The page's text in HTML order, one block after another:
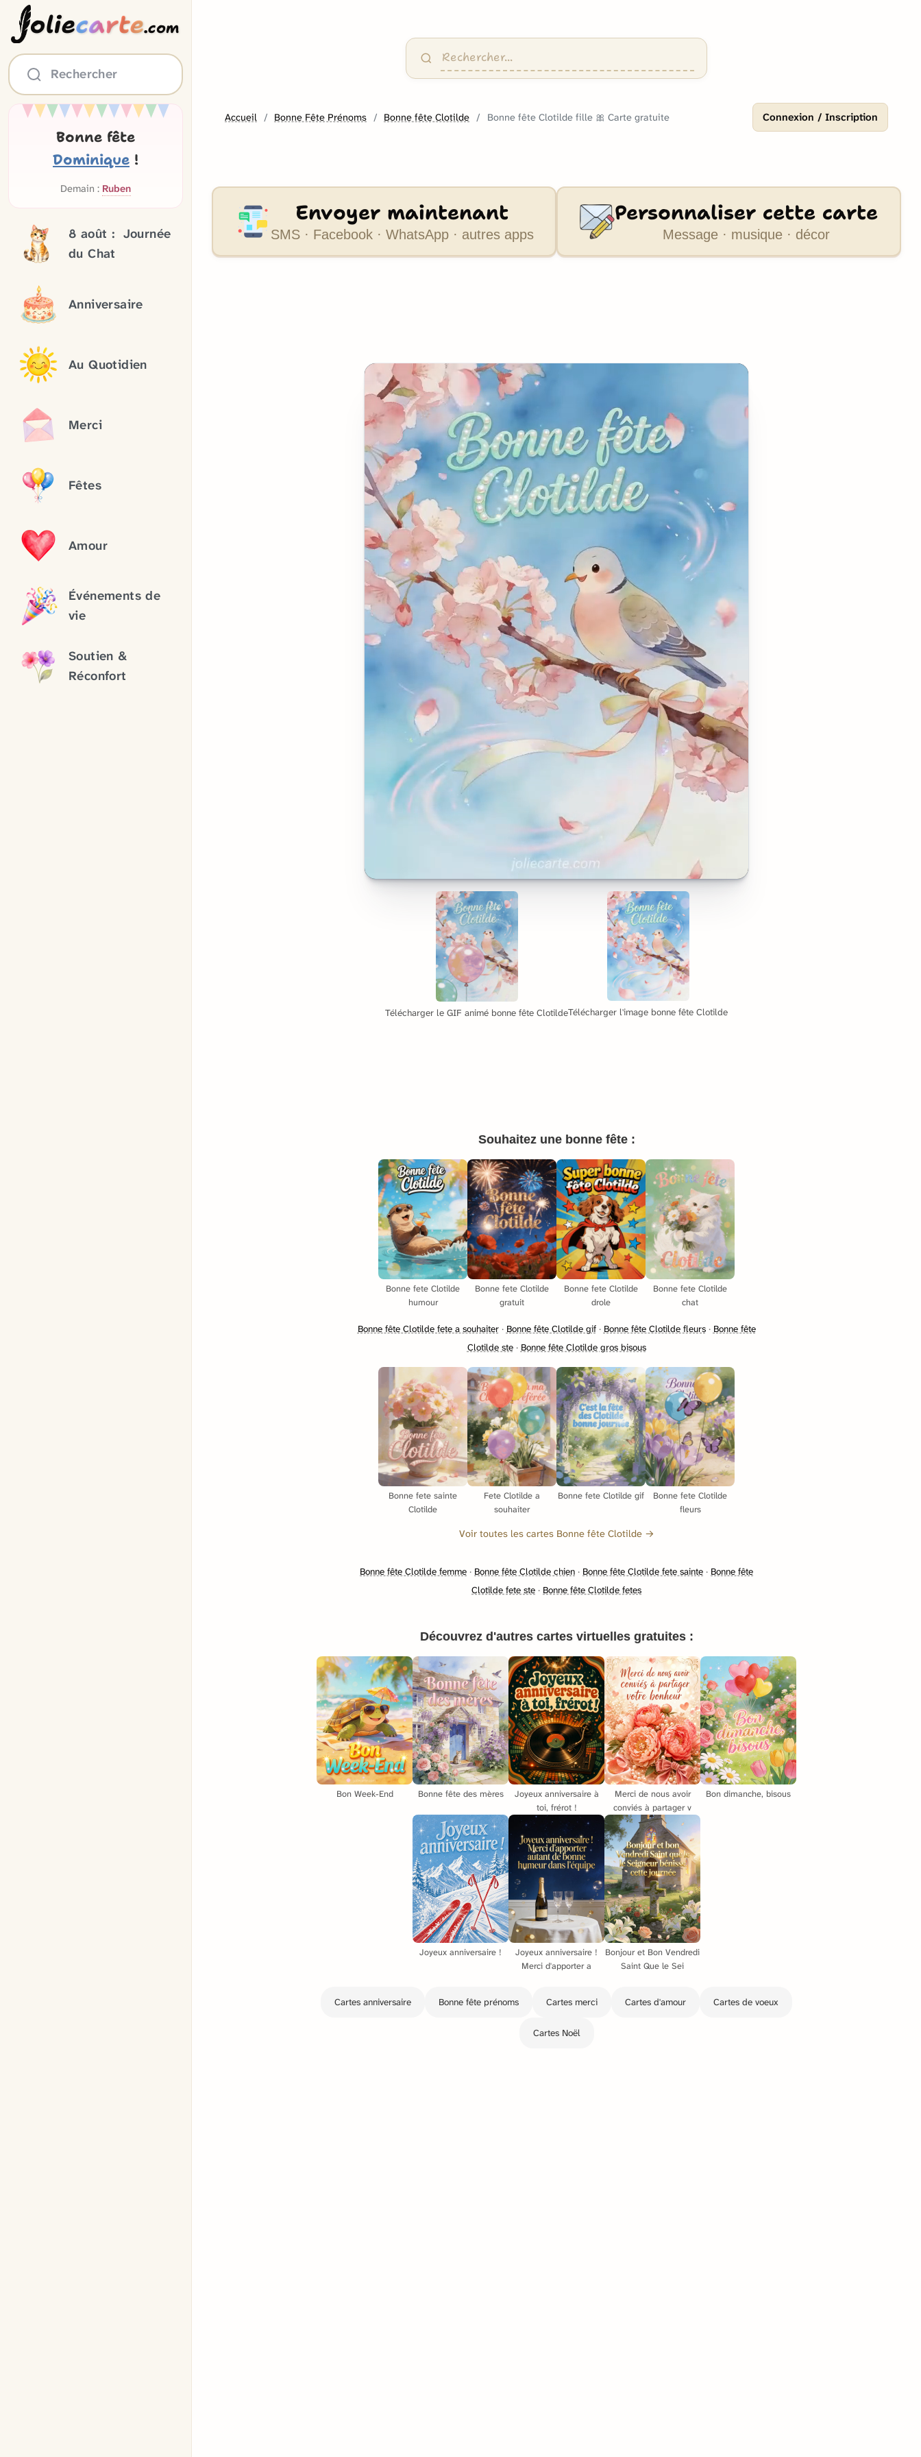
oliecarte.com
Rechercher
Bonne fête
Dominique !
Demain : Ruben
8 août : Journée
du Chat
Anniversaire
Au Quotidien
Merci
Fêtes
Amour
Événements de
vie
Soutien &
Réconfort
Accueil Bonne Fête Prénoms Bonne fête Clotilde Bonne fête Clotilde fille 🎀 Carte gratuite Connexion / Inscription
Envoyer maintenant
SMS · Facebook · WhatsApp · autres apps
Personnaliser cette carte
Message · musique · décor
Télécharger le GIF animé bonne fête ClotildeTélécharger l'image bonne fête Clotilde
Souhaitez une bonne fête :
Bonne fete Clotilde
humour
Bonne fete Clotilde
gratuit
Bonne fete Clotilde
drole
Bonne fete Clotilde
chat
Bonne fête Clotilde fete a souhaiter· Bonne fête Clotilde gif· Bonne fête Clotilde fleurs· Bonne fête
Clotilde ste· Bonne fête Clotilde gros bisous
Bonne fete sainte
Clotilde
Fete Clotilde a
souhaiter
Bonne fete Clotilde gif
Bonne fete Clotilde
fleurs
Voir toutes les cartes Bonne fête Clotilde →
Bonne fête Clotilde femme · Bonne fête Clotilde chien · Bonne fête Clotilde fete sainte · Bonne fête
Clotilde fete ste · Bonne fête Clotilde fetes
Découvrez d'autres cartes virtuelles gratuites :
Bon Week-End Bonne fête des mères
Joyeux anniversaire à
toi, frérot !
Merci de nous avoir
conviés à partager v
Bon dimanche, bisous
Joyeux anniversaire !
Joyeux anniversaire !
Merci d'apporter a
Bonjour et Bon Vendredi
Saint Que le Sei
Cartes anniversaire Bonne fête prénoms Cartes merci Cartes d'amour Cartes de voeux
Cartes Noël